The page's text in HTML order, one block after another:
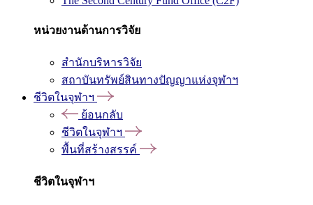
หน่วยงานด้านการวิจัย
สำนักบริหารวิจัย
สถาบันทรัพย์สินทางปัญญาแห่งจุฬาฯ
ชีวิตในจุฬาฯ
ย้อนกลับ
ชีวิตในจุฬาฯ
พื้นที่สร้างสรรค์
ชีวิตในจุฬาฯ